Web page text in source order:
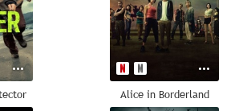
Alice in Borderland